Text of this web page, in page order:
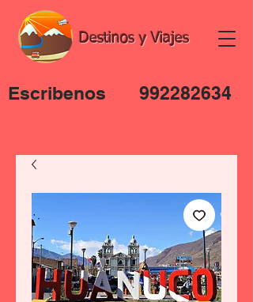
Destinos y Viajes
Escribenos 992282634